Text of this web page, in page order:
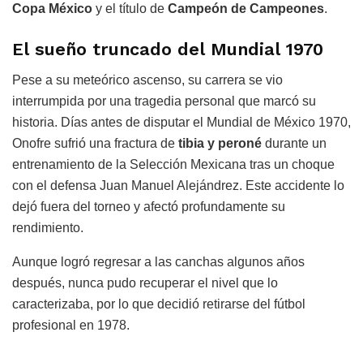
Copa México y el título de Campeón de Campeones.
El sueño truncado del Mundial 1970
Pese a su meteórico ascenso, su carrera se vio
interrumpida por una tragedia personal que marcó su
historia. Días antes de disputar el Mundial de México 1970,
Onofre sufrió una fractura de tibia y peroné durante un
entrenamiento de la Selección Mexicana tras un choque
con el defensa Juan Manuel Alejándrez. Este accidente lo
dejó fuera del torneo y afectó profundamente su
rendimiento.
Aunque logró regresar a las canchas algunos años
después, nunca pudo recuperar el nivel que lo
caracterizaba, por lo que decidió retirarse del fútbol
profesional en 1978.